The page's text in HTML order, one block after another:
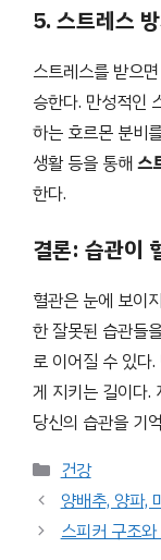
5. 스트레스
스트레스를 받으
승한다. 만성적인
하는 호르몬 분비
생활 등을 통해스
한다.
결론: 습관이
혈관은 눈에 보이
한 잘못된 습관들
로 이어질 수 있다
게 지키는 길이다.
당신의 습관을 기
카
테
고
리
건강
양배추, 양파,
스피커 구조